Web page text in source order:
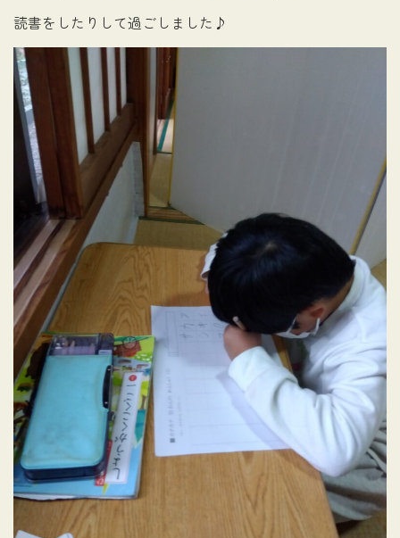
読書をしたりして過ごしました♪